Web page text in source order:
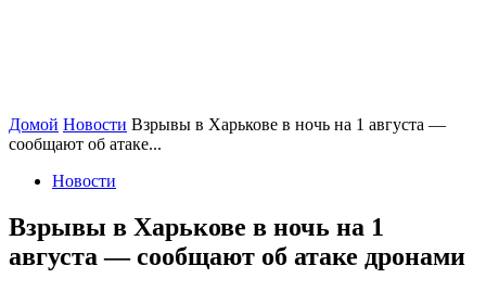
Домой Новости Взрывы в Харькове в ночь на 1 августа —
сообщают об атаке...
Новости
Взрывы в Харькове в ночь на 1
августа — сообщают об атаке дронами